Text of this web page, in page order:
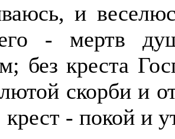
и
- мертв
без креста
скорби и
- покой и